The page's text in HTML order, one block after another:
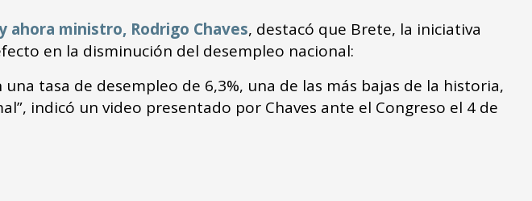
ministro, Rodrigo Chaves, destacó que Brete, la iniciativa
en la disminución del desempleo nacional:
tasa de desempleo de 6,3%, una de las más bajas de la historia,
indicó un video presentado por Chaves ante el Congreso el 4 de